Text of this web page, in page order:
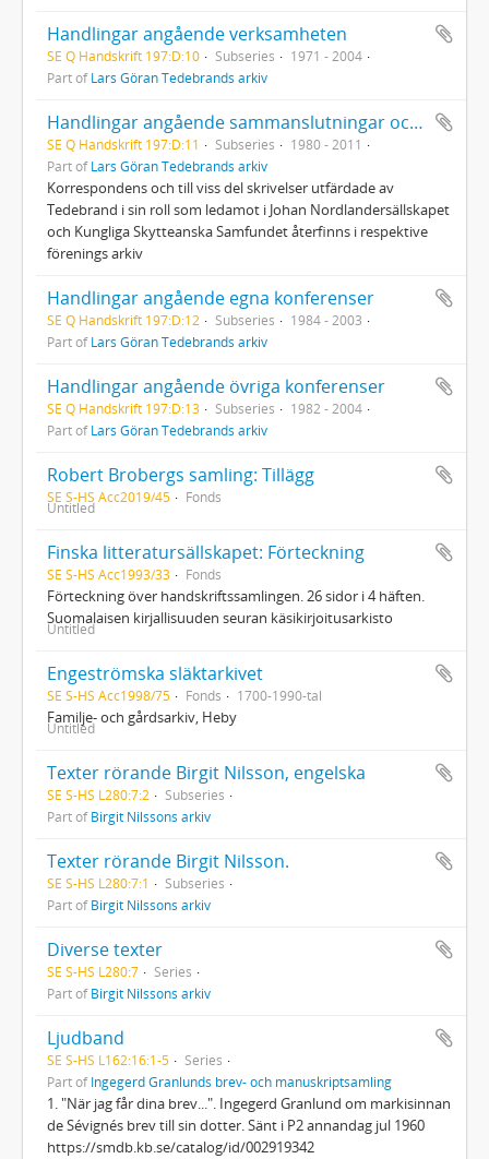
Handlingar angående verksamheten
SE Q Handskrift 197:D:10 Subseries
1971 - 2004
Part ofLars Göran Tedebrands arkiv
Handlingar angående sammanslutningar och nätverk
SE Q Handskrift 197:D:11 Subseries
1980 - 2011
Part ofLars Göran Tedebrands arkiv
Korrespondens och till viss del skrivelser utfärdade av
Tedebrand i sin roll som ledamot i Johan Nordlandersällskapet
och Kungliga Skytteanska Samfundet återfinns i respektive
förenings arkiv
Handlingar angående egna konferenser
SE Q Handskrift 197:D:12 Subseries
1984 - 2003
Part ofLars Göran Tedebrands arkiv
Handlingar angående övriga konferenser
SE Q Handskrift 197:D:13 Subseries
1982 - 2004
Part ofLars Göran Tedebrands arkiv
Robert Brobergs samling: Tillägg
SE S-HS Acc2019/45 Fonds
Untitled
Finska litteratursällskapet: Förteckning
SE S-HS Acc1993/33 Fonds
Förteckning över handskriftssamlingen. 26 sidor i 4 häften.
Suomalaisen kirjallisuuden seuran käsikirjoitusarkisto
Untitled
Engeströmska släktarkivet
SE S-HS Acc1998/75 Fonds 1700-1990-tal
Familje- och gårdsarkiv, Heby
Untitled
Texter rörande Birgit Nilsson, engelska
SE S-HS L280:7:2
Subseries
Part ofBirgit Nilssons arkiv
Texter rörande Birgit Nilsson.
SE S-HS L280:7:1
Subseries
Part ofBirgit Nilssons arkiv
Diverse texter
SE S-HS L280:7
Series
Part ofBirgit Nilssons arkiv
Ljudband
SE S-HS L162:16:1-5
Series
Part ofIngegerd Granlunds brev- och manuskriptsamling
1. "När jag får dina brev...". Ingegerd Granlund om markisinnan
de Sévignés brev till sin dotter. Sänt i P2 annandag jul 1960
https://smdb.kb.se/catalog/id/002919342